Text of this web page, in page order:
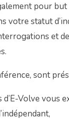
pour but
votre statut
et
sont
d’E-Volve vous